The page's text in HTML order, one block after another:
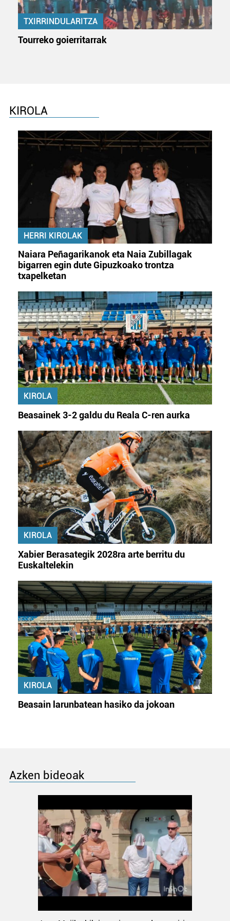
irakurri
TXIRRINDULARITZA
Tourreko goierritarrak
KIROLA
HERRI KIROLAK
Naiara Peñagarikanok eta Naia Zubillagak
bigarren egin dute Gipuzkoako trontza
txapelketan
KIROLA
Beasainek 3-2 galdu du Reala C-ren aurka
KIROLA
Xabier Berasategik 2028ra arte berritu du
Euskaltelekin
KIROLA
Beasain larunbatean hasiko da jokoan
Azken bideoak